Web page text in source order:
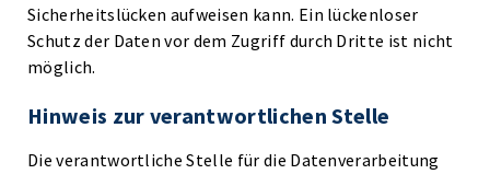
Sicherheitslücken aufweisen kann. Ein lückenloser
Schutz der Daten vor dem Zugriff durch Dritte ist nicht
möglich.
Hinweis zur verantwortlichen Stelle
Die verantwortliche Stelle für die Datenverarbeitung